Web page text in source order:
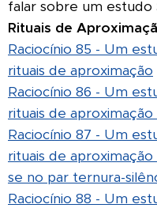
falar sobre um estudo
Rituais de
Raciocínio 85 - Um
rituais de aproximação
Raciocínio 86 - Um
rituais de
Raciocínio 87 - Um
rituais de
se no par ternura-
Raciocínio 88 - Um